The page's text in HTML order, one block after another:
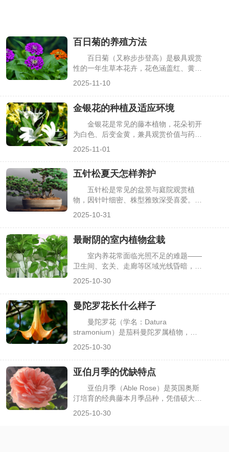
百日菊的养殖方法
百日菊（又称步步登高）是极具观赏
性的一年生草本花卉，花色涵盖红、黄、
但百日菊对光照、水肥有特定要求，若养
护不当，易出现徒长、花小、花期缩短等
问题。掌握科学的养殖方法，能让百日菊
株型紧凑、开花繁茂，下面详细介绍具体
要点。
2025-11-10
金银花的种植及适应环境
金银花是常见的藤本植物，花朵初开
为白色、后变金黄，兼具观赏价值与药用
采收花朵入药。但不少种植者因不了解其
适应环境，随意选择种植地点，或因种植
方法不当，导致植株生长缓慢、开花少。
其实掌握金银花的适应条件与种植技巧，
就能让其长势旺盛，下面详细介绍金银花
的种植方法及适应环境。
2025-11-01
五针松夏天怎样养护
五针松是常见的盆景与庭院观赏植
物，因针叶细密、株型雅致深受喜爱。但
它天生喜凉爽、忌高温，夏季持续高温
枯、根系受损，甚至整株枯萎。很多养护
者在夏季常因浇水、遮阴不当“养坏”五针
松，其实只要抓好降温、遮阴、水肥等关
键环节，就能让五针松安全度夏，下面详
细介绍夏季养护要点。
2025-10-31
最耐阴的室内植物盆栽
室内养花常面临光照不足的难题——
卫生间、玄关、走廊等区域光线昏暗，多
一些耐阴植物能在散射光环境中健康生
长，既能装点空间，又无需频繁调整摆放
位置。很多人想知道哪些室内盆栽最耐
阴，下面介绍几种适配性强、养护简单的
2025-10-30
曼陀罗花长什么样子
曼陀罗花（学名：Datura
stramonium）是茄科曼陀罗属植物，因
度。但很多人仅听闻其名，却不清楚它的
真实形态，甚至会与牵牛花、凌霄花等藤
本花卉混淆。其实曼陀罗花的植株、花
朵、果实都有鲜明特征，了解这些特点能
快速识别它，下面详细描述曼陀罗花的外
形样貌。
2025-10-30
亚伯月季的优缺特点
亚伯月季（Able Rose）是英国奥斯
汀培育的经典藤本月季品种，凭借硕大的
2025-10-30